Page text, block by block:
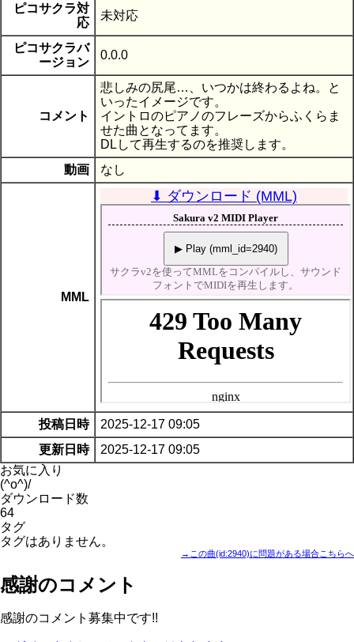
ピコサクラ対
応
未対応
ピコサクラバ
ージョン
0.0.0
コメント
悲しみの尻尾…、いつかは終わるよね。と
いったイメージです。
イントロのピアノのフレーズからふくらま
せた曲となってます。
DLして再生するのを推奨します。
動画
なし
MML
⬇ ダウンロード (MML)
投稿日時
2025-12-17 09:05
更新日時
2025-12-17 09:05
お気に入り
(^o^)/
ダウンロード数
64
タグ
タグはありません。
→この曲(id:2940)に問題がある場合こちらへ
感謝のコメント
感謝のコメント募集中です!!